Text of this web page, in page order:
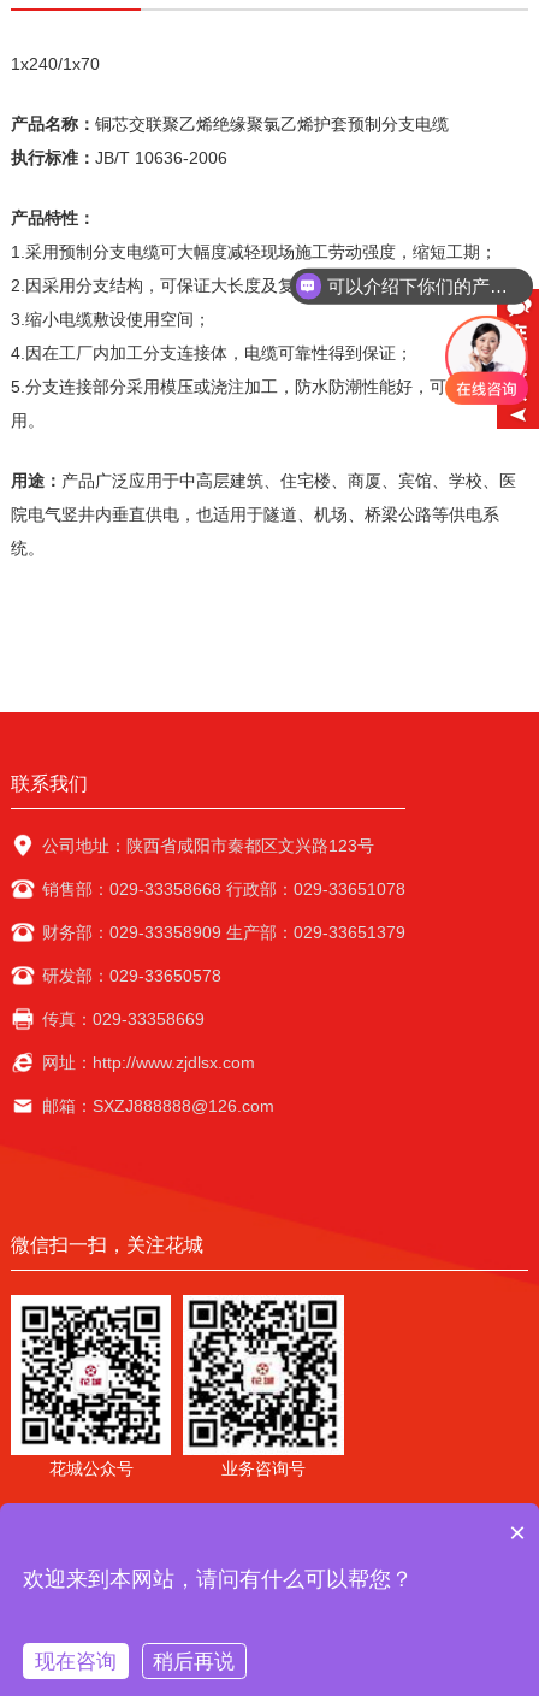
1x240/1x70
产品名称： 铜芯交联聚乙烯绝缘聚氯乙烯护套预制分支电缆
执行标准： JB/T 10636-2006
产品特性：
1.采用预制分支电缆可大幅度减轻现场施工劳动强度，缩短工期；
2.因采用分支结构，可保证大长度及复杂场所施工；
3.缩小电缆敷设使用空间；
4.因在工厂内加工分支连接体，电缆可靠性得到保证；
5.分支连接部分采用模压或浇注加工，防水防潮性能好，可长期使
用。
用途： 产品广泛应用于中高层建筑、住宅楼、商厦、宾馆、学校、医
院电气竖井内垂直供电，也适用于隧道、机场、桥梁公路等供电系
统。
联系我们
公司地址：陕西省咸阳市秦都区文兴路123号
销售部：029-33358668 行政部：029-33651078
财务部：029-33358909 生产部：029-33651379
研发部：029-33650578
传真：029-33358669
网址：http://www.zjdlsx.com
邮箱：SXZJ888888@126.com
微信扫一扫，关注花城
花城公众号 业务咨询号
广东穗星电缆实业有限
19024387号
陕公网安备 61040202000668号
网站建设：企泰科技
可以介绍下你们的产品么
×
欢迎来到本网站，请问有什么可以帮您？
现在咨询 稍后再说